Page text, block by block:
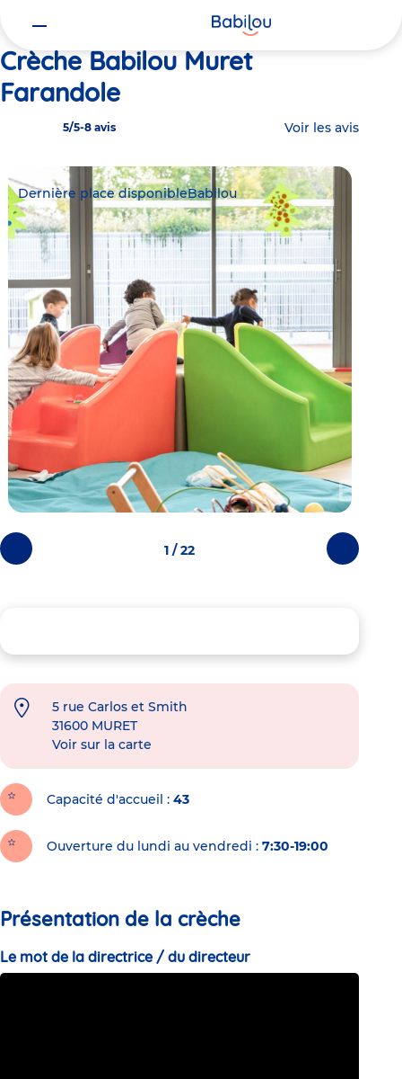
Crèche Babilou Muret
Farandole
5/5-8 avis Voir les avis
Photos
précédentes
Photos
suivantes
Dernière place disponibleBabilou
1 / 22
5 rue Carlos et Smith
31600 MURET
Voir sur la carte
Capacité d'accueil 43
Ouverture du lundi au vendredi : 7:30-19:00
Présentation de la crèche
Le mot de la directrice / du directeur